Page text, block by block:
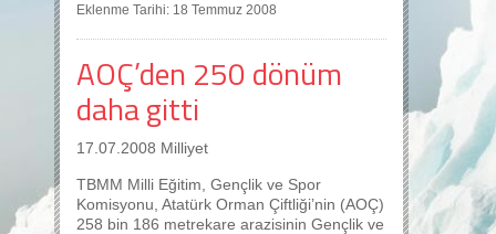
Eklenme Tarihi: 18 Temmuz 2008
AOÇ’den 250 dönüm
daha gitti
17.07.2008 Milliyet
TBMM Milli Eğitim, Gençlik ve Spor
Komisyonu, Atatürk Orman Çiftliği’nin (AOÇ)
258 bin 186 metrekare arazisinin Gençlik ve